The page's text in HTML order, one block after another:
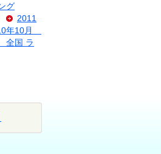
グ
2011
年10月
全国 ラ